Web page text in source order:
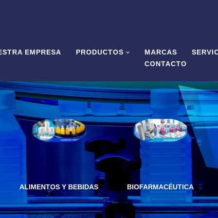
EMPRESA PRODUCTOS MARCAS
CONTACTO
ALIMENTOS Y BEBIDAS BIOFARMACÉUTICA